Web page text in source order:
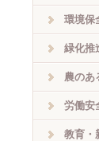
環境保
緑化推
農のあ
労働安
教育・